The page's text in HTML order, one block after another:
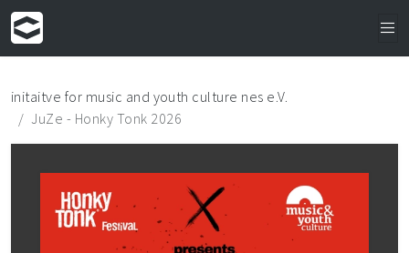
initaitve for music and youth culture nes e.V.
JuZe - Honky Tonk 2026